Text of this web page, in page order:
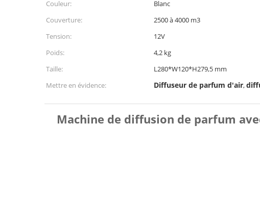
Couleur: Blanc
Couverture:
2500 à 4000 m3
Tension:
12V
Poids:
4,2 kg
Taille:
L280*W120*H279,5 mm
Mettre en évidence:
Diffuseur de parfum d'air,
Machine de diffusion de parfum